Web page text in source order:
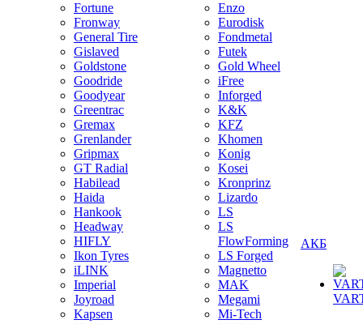
Fortune
Fronway
General Tire
Gislaved
Goldstone
Goodride
Goodyear
Greentrac
Gremax
Grenlander
Gripmax
GT Radial
Habilead
Haida
Hankook
Headway
HIFLY
Ikon Tyres
iLINK
Imperial
Joyroad
Kapsen
Enzo
Eurodisk
Fondmetal
Futek
Gold Wheel
iFree
Inforged
K&K
KFZ
Khomen
Konig
Kosei
Kronprinz
Lizardo
LS
LS
FlowForming
LS Forged
Magnetto
MAK
Megami
Mi-Tech
АКБ